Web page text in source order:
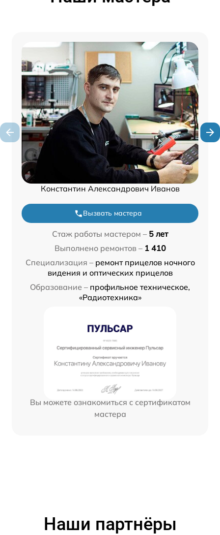
Константин Александрович Иванов
Вызвать мастера
Стаж работы мастером – 5 лет
Выполнено ремонтов – 1 410
Специализация – ремонт прицелов ночного
видения и оптических прицелов
Образование – профильное техническое,
«Радиотехника»
Вы можете ознакомиться с сертификатом
мастера
Наши партнёры